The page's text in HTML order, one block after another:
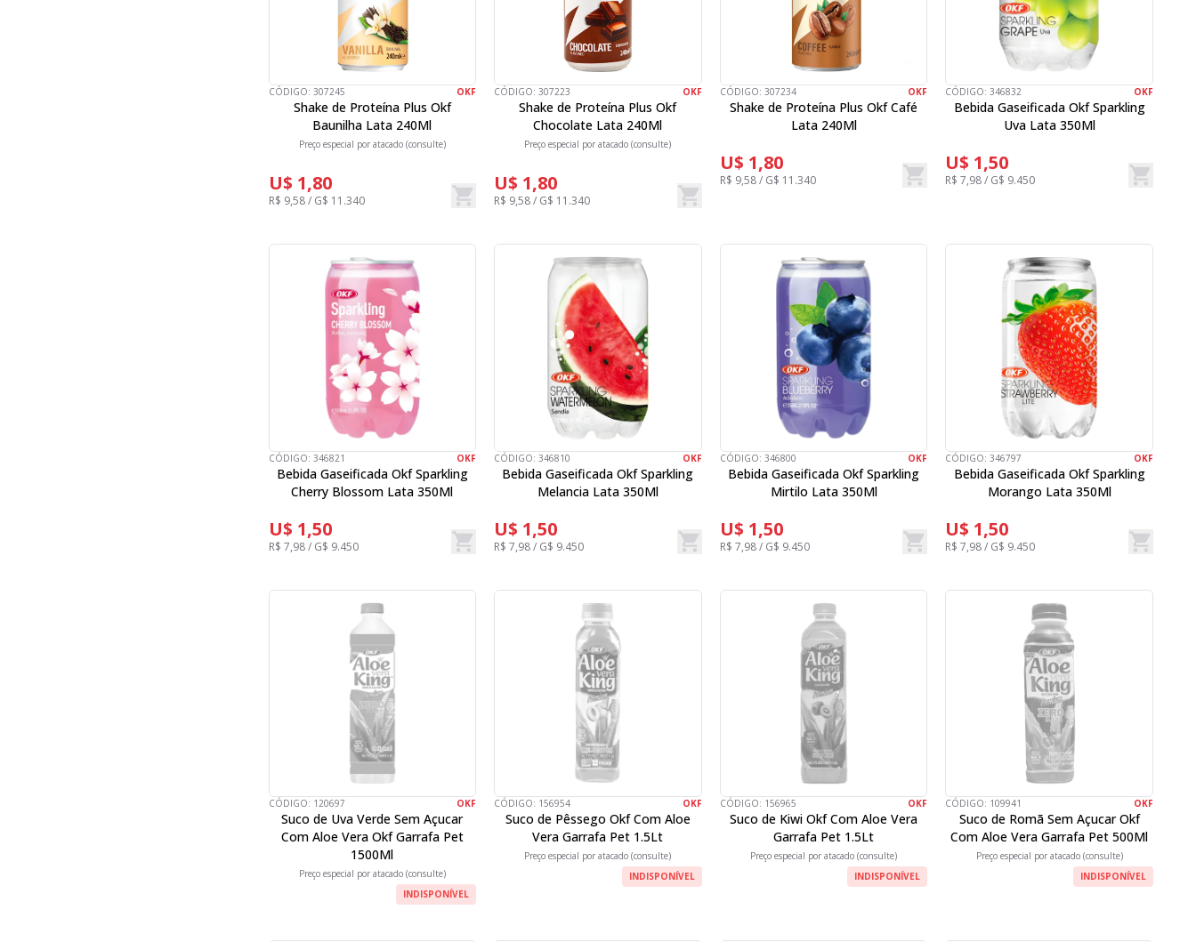
CÓDIGO: 307245 OKF
Shake de Proteína Plus Okf
Baunilha Lata 240Ml
Preço especial por atacado (consulte)
U$ 1,80
R$ 9,58 / G$ 11.340
CÓDIGO:307223 OKF
Shake de Proteína Plus Okf
Chocolate Lata 240Ml
Preço especial por atacado (consulte)
U$ 1,80
R$ 9,58 / G$ 11.340
CÓDIGO: 307234 OKF
Shake de Proteína Plus Okf Café
Lata 240Ml
U$ 1,80
R$ 9,58 / G$ 11.340
CÓDIGO:346832 OKF
Bebida Gaseificada Okf Sparkling
Uva Lata 350Ml
U$ 1,50
R$ 7,98 / G$ 9.450
CÓDIGO: 346821 OKF
Bebida Gaseificada Okf Sparkling
Cherry Blossom Lata 350Ml
U$ 1,50
R$ 7,98 / G$ 9.450
CÓDIGO: 346810 OKF
Bebida Gaseificada Okf Sparkling
Melancia Lata 350Ml
U$ 1,50
R$ 7,98 / G$ 9.450
CÓDIGO: 346800 OKF
Bebida Gaseificada Okf Sparkling
Mirtilo Lata 350Ml
U$ 1,50
R$ 7,98 / G$ 9.450
CÓDIGO: 346797 OKF
Bebida Gaseificada Okf Sparkling
Morango Lata 350Ml
U$ 1,50
R$ 7,98 / G$ 9.450
CÓDIGO: 120697 OKF
Suco de Uva Verde Sem Açucar
Com Aloe Vera Okf Garrafa Pet
1500Ml
Preço especial por atacado (consulte)
INDISPONÍVEL
CÓDIGO: 156954 OKF
Suco de Pêssego Okf Com Aloe
Vera Garrafa Pet 1.5Lt
Preço especial por atacado (consulte)
INDISPONÍVEL
CÓDIGO: 156965 OKF
Suco de Kiwi Okf Com Aloe Vera
Garrafa Pet 1.5Lt
Preço especial por atacado (consulte)
INDISPONÍVEL
CÓDIGO: 109941 OKF
Suco de Romã Sem Açucar Okf
Com Aloe Vera Garrafa Pet 500Ml
Preço especial por atacado (consulte)
INDISPONÍVEL